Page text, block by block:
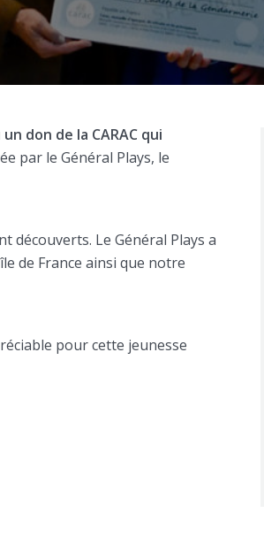
don de la CARAC qui
par le Général Plays, le
découverts. Le Général Plays a
de France ainsi que notre
pour cette jeunesse